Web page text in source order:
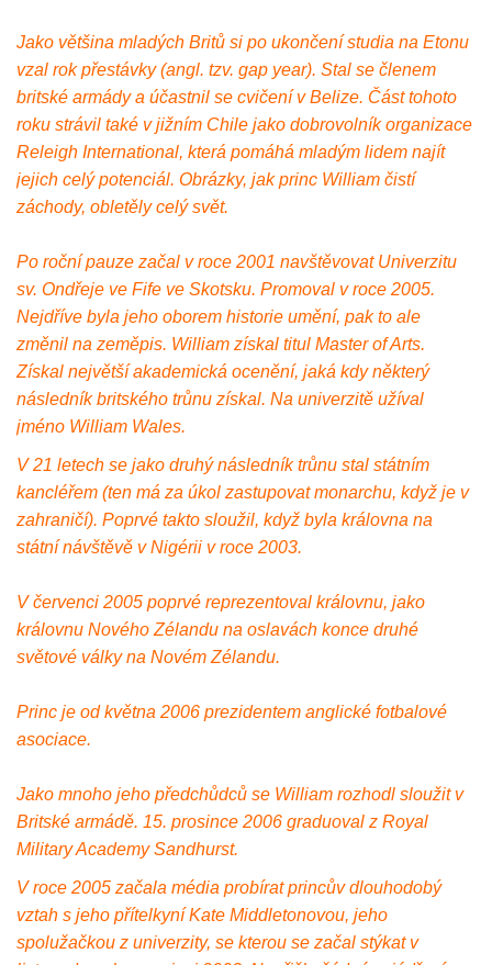
Jako většina mladých Britů si po ukončení studia na Etonu
vzal rok přestávky (angl. tzv. gap year). Stal se členem
britské armády a účastnil se cvičení v Belize. Část tohoto
roku strávil také v jižním Chile jako dobrovolník organizace
Releigh International, která pomáhá mladým lidem najít
jejich celý potenciál. Obrázky, jak princ William čistí
záchody, obletěly celý svět.
Po roční pauze začal v roce 2001 navštěvovat Univerzitu
sv. Ondřeje ve Fife ve Skotsku. Promoval v roce 2005.
Nejdříve byla jeho oborem historie umění, pak to ale
změnil na zeměpis. William získal titul Master of Arts.
Získal největší akademická ocenění, jaká kdy některý
následník britského trůnu získal. Na univerzitě užíval
jméno William Wales.
V 21 letech se jako druhý následník trůnu stal státním
kancléřem (ten má za úkol zastupovat monarchu, když je v
zahraničí). Poprvé takto sloužil, když byla královna na
státní návštěvě v Nigérii v roce 2003.
V červenci 2005 poprvé reprezentoval královnu, jako
královnu Nového Zélandu na oslavách konce druhé
světové války na Novém Zélandu.
Princ je od května 2006 prezidentem anglické fotbalové
asociace.
Jako mnoho jeho předchůdců se William rozhodl sloužit v
Britské armádě. 15. prosince 2006 graduoval z Royal
Military Academy Sandhurst.
V roce 2005 začala média probírat princův dlouhodobý
vztah s jeho přítelkyní Kate Middletonovou, jeho
spolužačkou z univerzity, se kterou se začal stýkat v